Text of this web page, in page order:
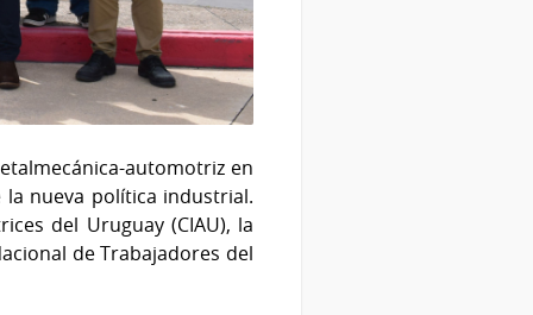
automotriz en
la nueva política industrial.
del Uruguay (CIAU), la
de Trabajadores del